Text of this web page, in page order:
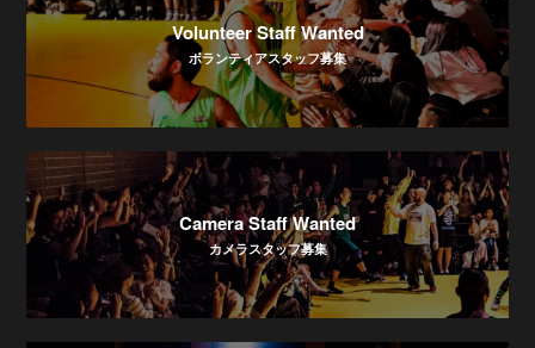
Volunteer Staff Wanted
ボランティアスタッフ募集
Camera Staff Wanted
カメラスタッフ募集